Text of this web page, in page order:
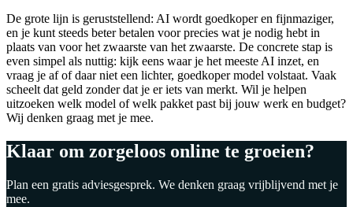
De grote lijn is geruststellend: AI wordt goedkoper en fijnmaziger,
en je kunt steeds beter betalen voor precies wat je nodig hebt in
plaats van voor het zwaarste van het zwaarste. De concrete stap is
even simpel als nuttig: kijk eens waar je het meeste AI inzet, en
vraag je af of daar niet een lichter, goedkoper model volstaat. Vaak
scheelt dat geld zonder dat je er iets van merkt. Wil je helpen
uitzoeken welk model of welk pakket past bij jouw werk en budget?
Wij denken graag met je mee.
Klaar om zorgeloos online te groeien?
Plan een gratis adviesgesprek. We denken graag vrijblijvend met je
mee.